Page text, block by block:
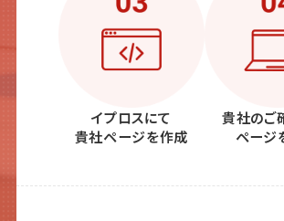
イプロスにて
貴社ページを作成
貴社のご
ページ